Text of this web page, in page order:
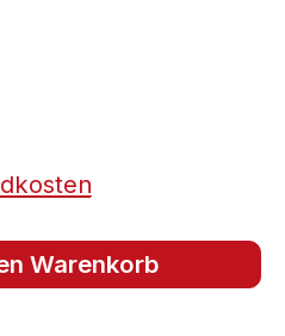
Wert
Warenkorb